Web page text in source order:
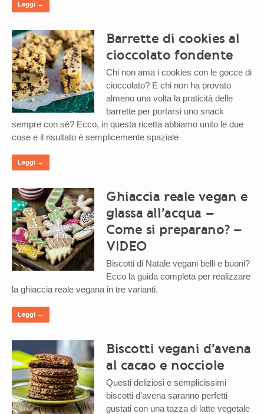
Leggi →
Barrette di cookies al
cioccolato fondente
Chi non ama i cookies con le gocce di
cioccolato? E chi non ha provato
almeno una volta la praticità delle
barrette per portarsi uno snack
sempre con sé? Ecco, in questa ricetta abbiamo unito le due
cose e il risultato è semplicemente spaziale
Leggi →
Ghiaccia reale vegan e
glassa all’acqua –
Come si preparano? –
VIDEO
Biscotti di Natale vegani belli e buoni?
Ecco la guida completa per realizzare
la ghiaccia reale vegana in tre varianti.
Leggi →
Biscotti vegani d’avena
al cacao e nocciole
Questi deliziosi e semplicissimi
biscotti d’avena saranno perfetti
gustati con una tazza di latte vegetale